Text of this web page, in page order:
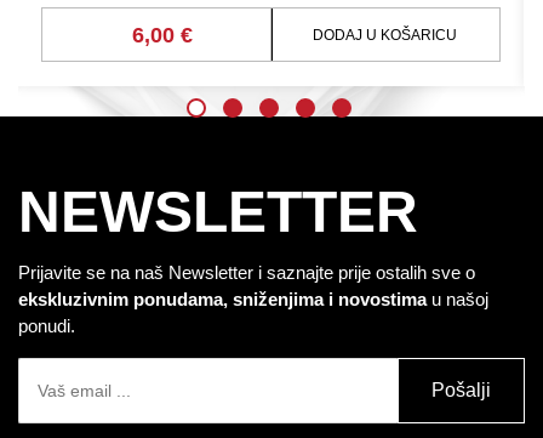
6,00 € DODAJ U KOŠARICU
NEWSLETTER
Prijavite se na naš Newsletter i saznajte prije ostalih sve o
ekskluzivnim ponudama, sniženjima i novostimau našoj
ponudi.
Pošalji